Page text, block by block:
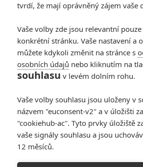
« Předchozí
tvrdí, že mají oprávněný zájem vaše
Vaše volby zde jsou relevantní
konkrétní stránku. Vaše nastavení a
můžete kdykoli změnit na stránce s
osobních údajů nebo kliknutím na
souhlasu v levém dolním rohu.
Vaše volby souhlasu jsou uloženy v
názvem "euconsent-v2" a v úložišti
"cookiehub-ac". Tyto prvky úložiště
vaše signály souhlasu a jsou
12 měsíců.